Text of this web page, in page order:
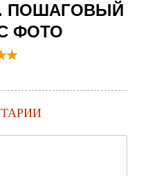
ПОШАГОВЫЙ
ФОТО